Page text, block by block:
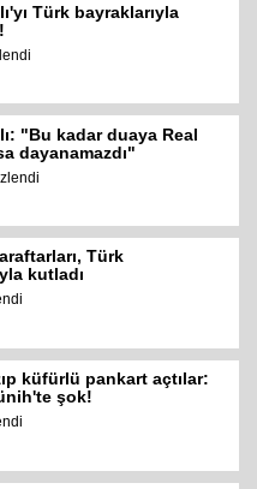
Türk bayraklarıyla
"Bu kadar duaya Real
dayanamazdı"
Türk
kutladı
küfürlü pankart açtılar:
şok!